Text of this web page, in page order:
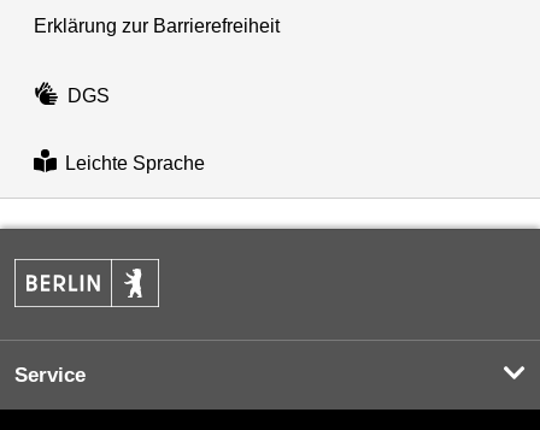
Erklärung zur Barrierefreiheit
DGS
Leichte Sprache
Service